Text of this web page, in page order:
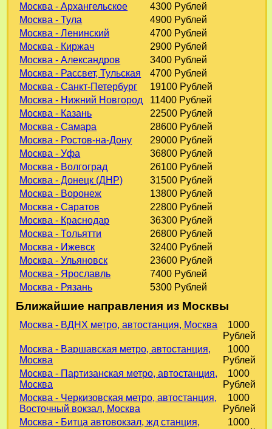
Москва - Архангельское
4300 Рублей
Москва - Тула
4900 Рублей
Москва - Ленинский
4700 Рублей
Москва - Киржач
2900 Рублей
Москва - Александров
3400 Рублей
Москва - Рассвет, Тульская
4700 Рублей
Москва - Санкт-Петербург
19100 Рублей
Москва - Нижний Новгород
11400 Рублей
Москва - Казань
22500 Рублей
Москва - Самара
28600 Рублей
Москва - Ростов-на-Дону
29000 Рублей
Москва - Уфа
36800 Рублей
Москва - Волгоград
26100 Рублей
Москва - Донецк (ДНР)
31500 Рублей
Москва - Воронеж
13800 Рублей
Москва - Саратов
22800 Рублей
Москва - Краснодар
36300 Рублей
Москва - Тольятти
26800 Рублей
Москва - Ижевск
32400 Рублей
Москва - Ульяновск
23600 Рублей
Москва - Ярославль
7400 Рублей
Москва - Рязань
5300 Рублей
Ближайшие направления из Москвы
Москва - ВДНХ метро, автостанция, Москва
1000
Рублей
Москва - Варшавская метро, автостанция,
Москва
1000
Рублей
Москва - Партизанская метро, автостанция,
Москва
1000
Рублей
Москва - Черкизовская метро, автостанция,
Восточный вокзал, Москва
1000
Рублей
Москва - Битца автовокзал, жд станция,
1000